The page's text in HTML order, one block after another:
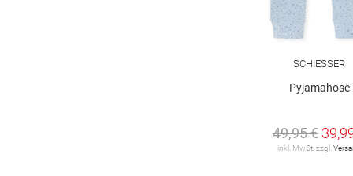
SCHIESSER
Pyjamahose
49,95 €
inkl. MwSt. zzgl.